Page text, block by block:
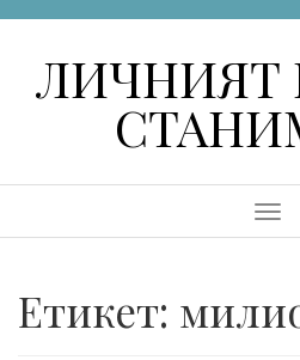
ЛИЧНИЯТ
Menu
Етикет: